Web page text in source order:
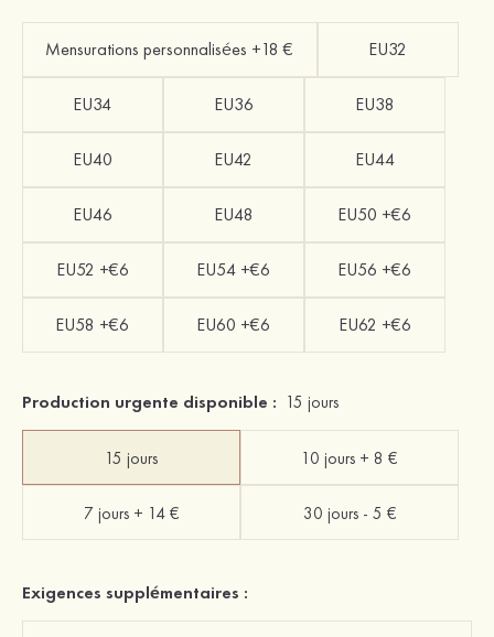
Mensurations personnalisées +18 € EU32
EU34 EU36 EU38
EU40 EU42 EU44
EU46 EU48 EU50 +€6
EU52 +€6 EU54 +€6 EU56 +€6
EU58 +€6 EU60 +€6 EU62 +€6
Production urgente disponible : 15 jours
15 jours 10 jours + 8 €
7 jours + 14 € 30 jours - 5 €
Exigences supplémentaires :